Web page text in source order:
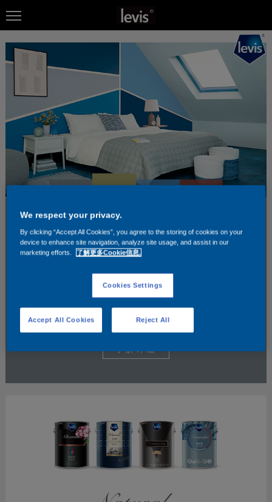
了解详细
We respect your privacy.
By clicking “Accept All Cookies”, you agree to the storing of cookies on your
device to enhance site navigation, analyze site usage, and assist in our
marketing efforts.
了解更多Cookie信息.
Cookies Settings
Reject All
Accept All Cookies